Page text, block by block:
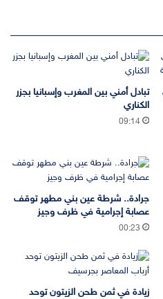
تبادل أمني بين المغرب وإسبانيا بجزر
الكناري
09:14
جرادة.. شرطة عين بني مطهر توقف
عصابة إجرامية في ظرف وجيز
00:23
زيادة في ثمن طحن الزيتون توحد